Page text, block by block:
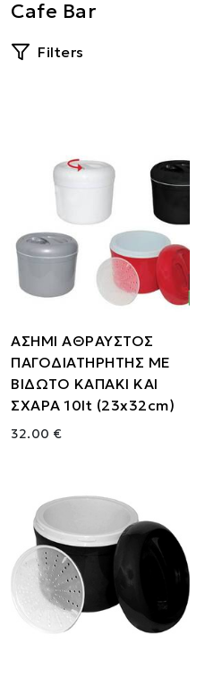
Cafe Bar
Filters
ΑΣΗΜΙ ΑΘΡΑΥΣΤΟΣ
ΠΑΓΟΔΙΑΤΗΡΗΤΗΣ ΜΕ
ΒΙΔΩΤΟ ΚΑΠΑΚΙ ΚΑΙ
ΣΧΑΡΑ 10lt (23x32cm)
32.00 €